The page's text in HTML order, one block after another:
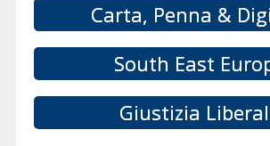
Carta, Penna &
South East
Giustizia